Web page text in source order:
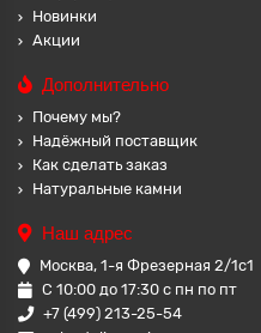
Новинки
Акции
Дополнительно
Почему мы?
Надёжный поставщик
Как сделать заказ
Натуральные камни
Наш адрес
Москва, 1-я Фрезерная 2/1с1
С 10:00 до 17:30 с пн по пт
+7 (499) 213-25-54